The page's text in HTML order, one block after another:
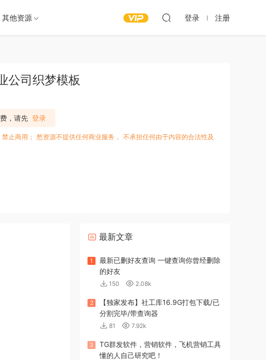
其他资源 登录 注册
公司织梦模板
，请先 登录
止商用； 愁资源不提供任何商业服务， 不承担任何由于内容的合法性及
最新文章
1
最新已删好友查询 一键查询你曾经删除
的好友
150 2.08k
2
【独家发布】社工库16.9G打包下载/已
分割完毕/带查询器
81 7.92k
3
TG群发软件，营销软件，飞机营销工具
懂的人自己研究吧！